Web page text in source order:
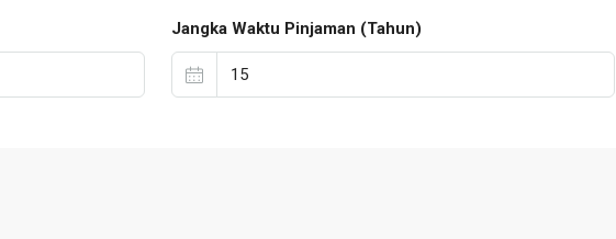
Jangka Waktu Pinjaman (Tahun)